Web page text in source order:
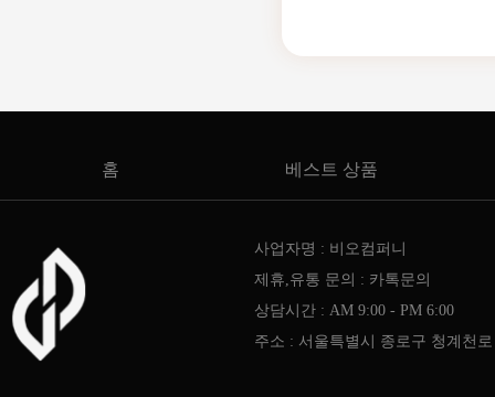
홈 베스트 상품
사업자명 : 비오컴퍼니
제휴,유통 문의 : 카톡문의
상담시간 : AM 9:00 - PM 6:00
주소 : 서울특별시 종로구 청계천로